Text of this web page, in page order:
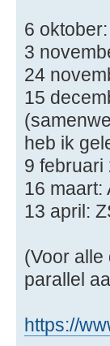
6
3
24
15
heb ik
9 februari
16 maart:
13 april:
(Voor
parallel
https://